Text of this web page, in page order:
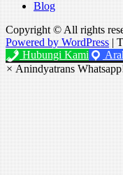
Blog
Copyright © All rights
Powered by WordPress |
Hubungi Kami
×Anindyatrans